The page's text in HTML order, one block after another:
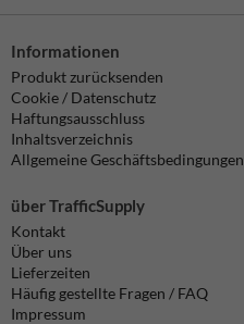
Informationen
Produkt zurücksenden
Cookie / Datenschutz
Haftungsausschluss
Inhaltsverzeichnis
Allgemeine Geschäftsbedingungen
über TrafficSupply
Kontakt
Über uns
Lieferzeiten
Häufig gestellte Fragen / FAQ
Impressum